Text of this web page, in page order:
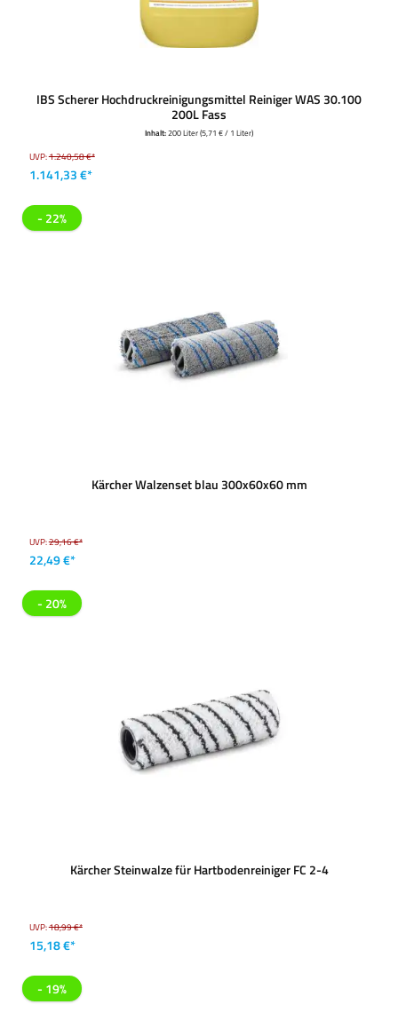
IBS Scherer Hochdruckreinigungsmittel Reiniger WAS 30.100
200L Fass
Inhalt:200 Liter(5,71 € / 1 Liter)
UVP:1.240,58 €*
1.141,33 €*
- 22%
Kärcher Walzenset blau 300x60x60 mm
UVP:29,16 €*
22,49 €*
- 20%
Kärcher Steinwalze für Hartbodenreiniger FC 2-4
UVP:18,99 €*
15,18 €*
- 19%